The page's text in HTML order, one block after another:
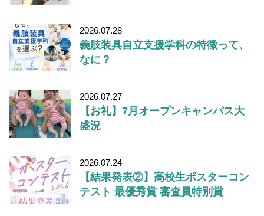
2026.07.28
義肢装具自立支援学科の特徴って、
なに？
2026.07.27
【お礼】7月オープンキャンパス大
盛況
2026.07.24
【結果発表②】高校生ポスターコン
テスト 最優秀賞 審査員特別賞